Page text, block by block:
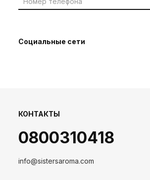
Социальные сети
КОНТАКТЫ
0800310418
info@sistersaroma.com